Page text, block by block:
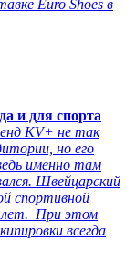
Euro Shoes в
и для спорта
KV+ не так
но его
именно там
Швейцарский
спортивной
лет. При этом
всегда